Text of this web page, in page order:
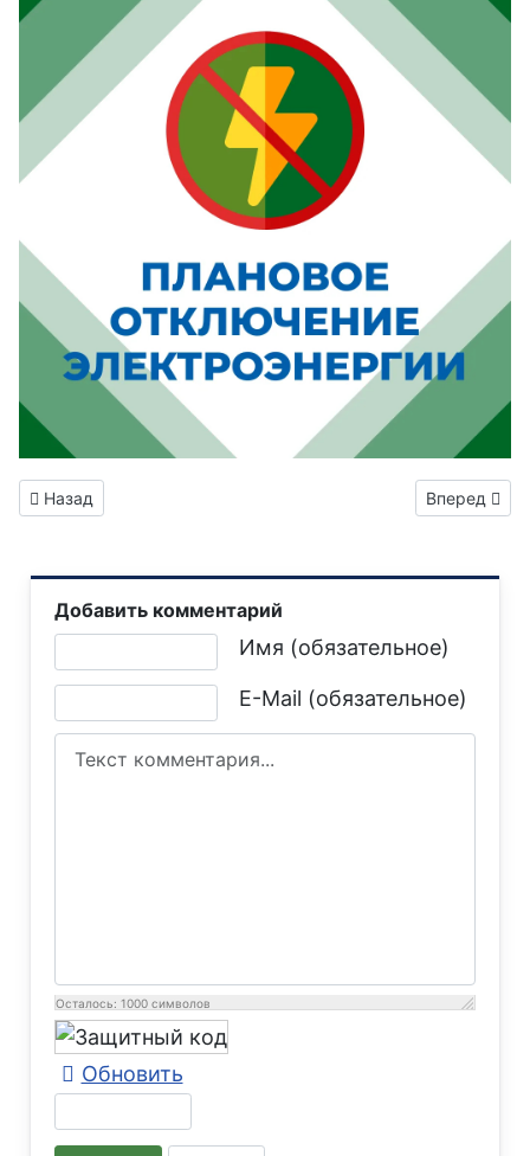
Предыдущий: Вниманию горловчан: отключение
Назад Вперед
Добавить комментарий
Имя (обязательное)
E-Mail (обязательное)
Текст комментария
Осталось: 1000 символов
Обновить